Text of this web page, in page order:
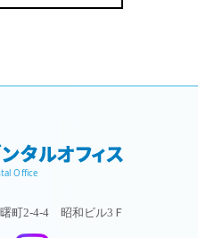
町2-4-4 昭和ビル3Ｆ